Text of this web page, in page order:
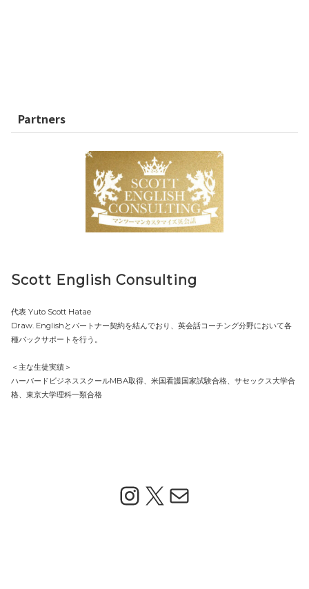
Partners
Scott English Consulting
代表 Yuto Scott Hatae
Draw. Englishとパートナー契約を結んでおり、英会話コーチング分野において各
種バックサポートを行う。
＜主な生徒実績＞
ハーバードビジネススクールMBA取得、米国看護国家試験合格、サセックス大学合
格、東京大学理科一類合格
Instagram
X メール